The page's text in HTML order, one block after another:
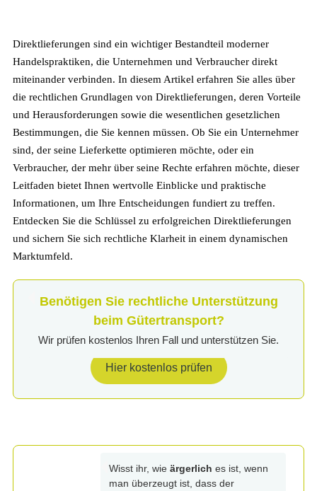
Direktlieferungen sind ein wichtiger Bestandteil moderner
Handelspraktiken, die Unternehmen und Verbraucher direkt
miteinander verbinden. In diesem Artikel erfahren Sie alles über
die rechtlichen Grundlagen von Direktlieferungen, deren Vorteile
und Herausforderungen sowie die wesentlichen gesetzlichen
Bestimmungen, die Sie kennen müssen. Ob Sie ein Unternehmer
sind, der seine Lieferkette optimieren möchte, oder ein
Verbraucher, der mehr über seine Rechte erfahren möchte, dieser
Leitfaden bietet Ihnen wertvolle Einblicke und praktische
Informationen, um Ihre Entscheidungen fundiert zu treffen.
Entdecken Sie die Schlüssel zu erfolgreichen Direktlieferungen
und sichern Sie sich rechtliche Klarheit in einem dynamischen
Marktumfeld.
Benötigen Sie rechtliche Unterstützung
beim Gütertransport?
Wir prüfen kostenlos Ihren Fall und unterstützen Sie.
Hier kostenlos prüfen
Wisst ihr, wie ärgerlich es ist, wenn
man überzeugt ist, dass der